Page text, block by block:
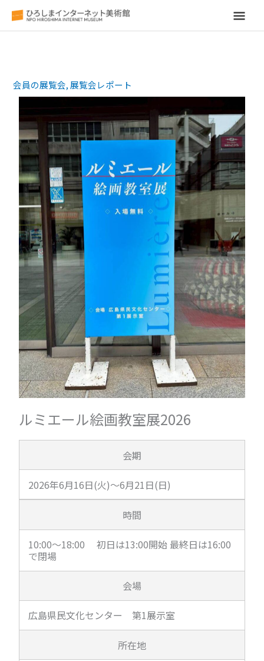
メ
メ
ニ
ュ
ー
会員の展覧会,展覧会レポート
ルミエール絵画教室展2026
会期
2026年6月16日(火)～6月21日(日)
時間
10:00～18:00 初日は13:00開始 最終日は16:00
で閉場
会場
広島県民文化センター 第1展示室
所在地